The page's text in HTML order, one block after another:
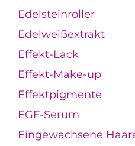
Edelsteinroller
Edelweißextrakt
Effekt-Lack
Effekt-Make-up
Effektpigmente
EGF-Serum
Eingewachsene